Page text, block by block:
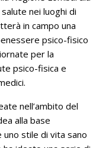
nei luoghi di
in campo una
psico-fisico
per la
psico-fisica e
nell’ambito del
alla base
uno stile di vita sano